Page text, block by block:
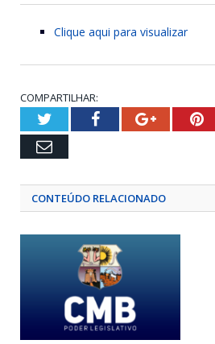
Clique aqui para visualizar
COMPARTILHAR:
TwitterFacebookGoogle+
Email
CONTEÚDO RELACIONADO